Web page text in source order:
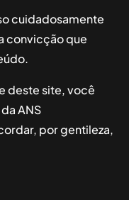
cuidadosamente
convicção que
deste site, você
ANS
por gentileza,